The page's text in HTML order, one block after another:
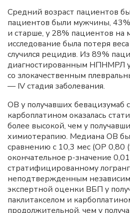
Средний возраст пациентов
пациентов были мужчины,
и старше, у 28% пациентов на
исследование была потеря
случился рецидив. Из 89%
диагностированным НПНМРЛ у
со злокачественным
— IV стадия заболевания.
ОВ у получавших бевацизумаб
карбоплатином оказалась
более высокой, чем у
химиотерапию. Медиана ОВ
сравнению с 10,3 мес (ОР 0,80
окончательное p-значение
стратифицированному
неподтвержденным
экспертной оценки ВБП у
паклитакселом и
продолжительной, чем у